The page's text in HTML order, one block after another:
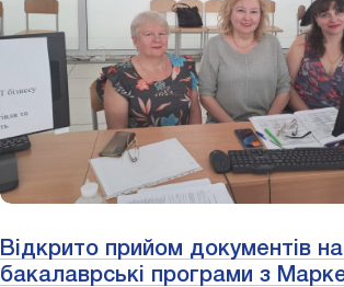
Відкрито прийом документів на
бакалаврські програми з